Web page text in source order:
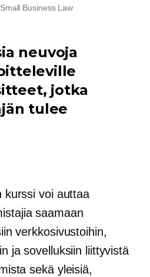
Business Law
neuvoja
jotka
tulee
kurssi voi auttaa
saamaan
verkkosivustoihin,
ja sovelluksiin liittyvistä
sekä yleisiä,